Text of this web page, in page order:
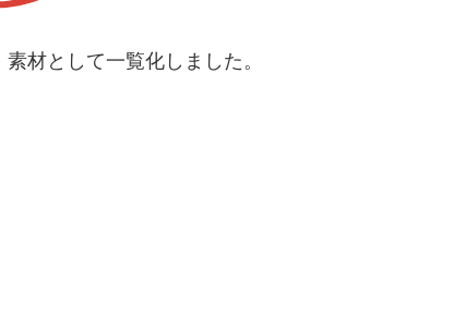
材として一覧化しました。